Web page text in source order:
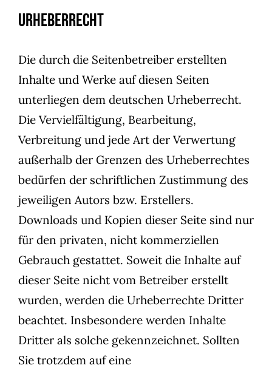
Urheberrecht
Die durch die Seitenbetreiber erstellten
Inhalte und Werke auf diesen Seiten
unterliegen dem deutschen Urheberrecht.
Die Vervielfältigung, Bearbeitung,
Verbreitung und jede Art der Verwertung
außerhalb der Grenzen des Urheberrechtes
bedürfen der schriftlichen Zustimmung des
jeweiligen Autors bzw. Erstellers.
Downloads und Kopien dieser Seite sind nur
für den privaten, nicht kommerziellen
Gebrauch gestattet. Soweit die Inhalte auf
dieser Seite nicht vom Betreiber erstellt
wurden, werden die Urheberrechte Dritter
beachtet. Insbesondere werden Inhalte
Dritter als solche gekennzeichnet. Sollten
Sie trotzdem auf eine